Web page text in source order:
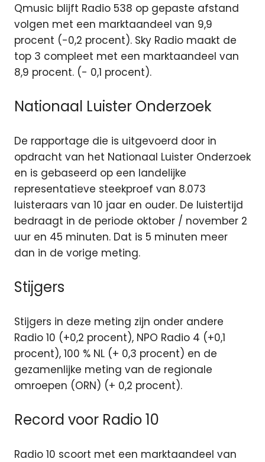
Qmusic blijft Radio 538 op gepaste afstand
volgen met een marktaandeel van 9,9
procent (-0,2 procent). Sky Radio maakt de
top 3 compleet met een marktaandeel van
8,9 procent. (- 0,1 procent).
Nationaal Luister Onderzoek
De rapportage die is uitgevoerd door in
opdracht van het Nationaal Luister Onderzoek
en is gebaseerd op een landelijke
representatieve steekproef van 8.073
luisteraars van 10 jaar en ouder. De luistertijd
bedraagt in de periode oktober / november 2
uur en 45 minuten. Dat is 5 minuten meer
dan in de vorige meting.
Stijgers
Stijgers in deze meting zijn onder andere
Radio 10 (+0,2 procent), NPO Radio 4 (+0,1
procent), 100 % NL (+ 0,3 procent) en de
gezamenlijke meting van de regionale
omroepen (ORN) (+ 0,2 procent).
Record voor Radio 10
Radio 10 scoort met een marktaandeel van